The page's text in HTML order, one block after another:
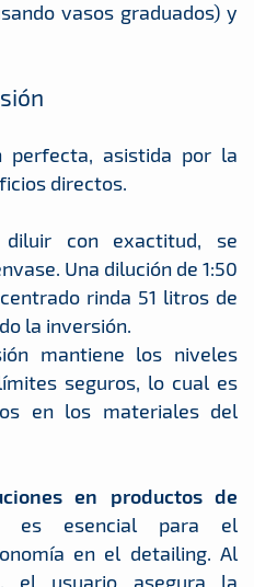
vasos graduados) y
perfecta, asistida por la
directos.
con exactitud, se
Una dilución de 1:50
rinda 51 litros de
la inversión.
mantiene los niveles
seguros, lo cual es
en los materiales del
en productos de
es esencial para el
en el detailing. Al
el usuario asegura la